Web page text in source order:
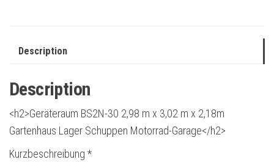
Description
Description
<h2>Geräteraum BS2N-30 2,98 m x 3,02 m x 2,18m
Gartenhaus Lager Schuppen Motorrad-Garage</h2>
Kurzbeschreibung *